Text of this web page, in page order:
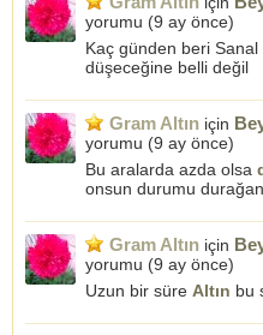
yorumu (9 ay önce)
Kaç günden beri Sanal
düşeceğine belli değil
Gram Altın için
yorumu (9 ay önce)
Bu aralarda azda olsa
onsun durumu
Gram Altın için
yorumu (9 ay önce)
Uzun bir süre Altın bu